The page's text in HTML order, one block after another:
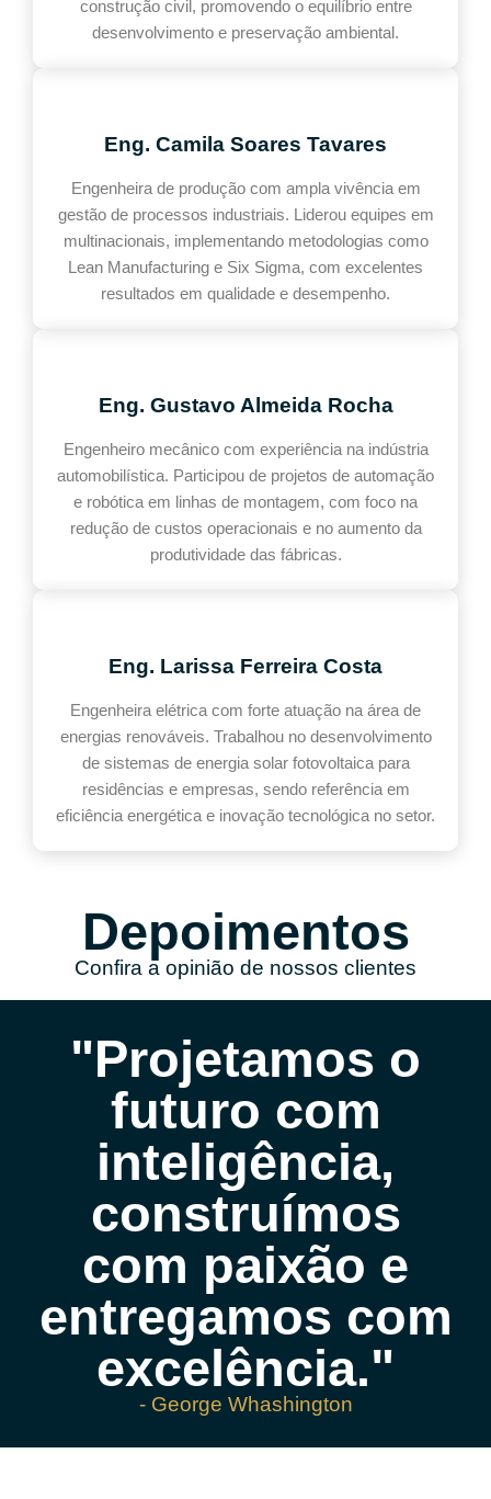
construção civil, promovendo o equilíbrio entre
desenvolvimento e preservação ambiental.
Eng. Camila Soares Tavares
Engenheira de produção com ampla vivência em
gestão de processos industriais. Liderou equipes em
multinacionais, implementando metodologias como
Lean Manufacturing e Six Sigma, com excelentes
resultados em qualidade e desempenho.
Eng. Gustavo Almeida Rocha
Engenheiro mecânico com experiência na indústria
automobilística. Participou de projetos de automação
e robótica em linhas de montagem, com foco na
redução de custos operacionais e no aumento da
produtividade das fábricas.
Eng. Larissa Ferreira Costa
Engenheira elétrica com forte atuação na área de
energias renováveis. Trabalhou no desenvolvimento
de sistemas de energia solar fotovoltaica para
residências e empresas, sendo referência em
eficiência energética e inovação tecnológica no setor.
Depoimentos
Confira a opinião de nossos clientes
"Projetamos o
futuro com
inteligência,
construímos
com paixão e
entregamos com
excelência."
- George Whashington